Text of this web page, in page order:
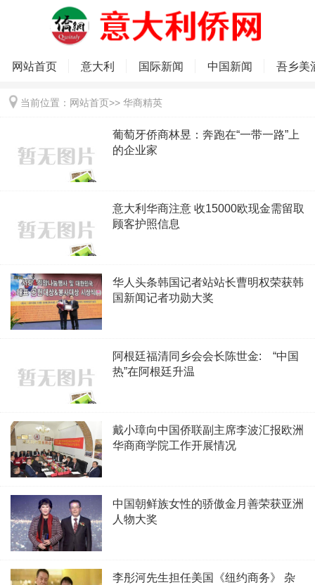
网站首页 意大利 国际新闻 中国新闻 吾乡美
当前位置： 网站首页>> 华商精英
葡萄牙侨商林昱：奔跑在“一带一路”上
的企业家
意大利华商注意 收15000欧现金需留取
顾客护照信息
华人头条韩国记者站站长曹明权荣获韩
国新闻记者功勋大奖
阿根廷福清同乡会会长陈世金: “中国
热”在阿根廷升温
戴小璋向中国侨联副主席李波汇报欧洲
华商商学院工作开展情况
中国朝鲜族女性的骄傲金月善荣获亚洲
人物大奖
李彤河先生担任美国《纽约商务》 杂